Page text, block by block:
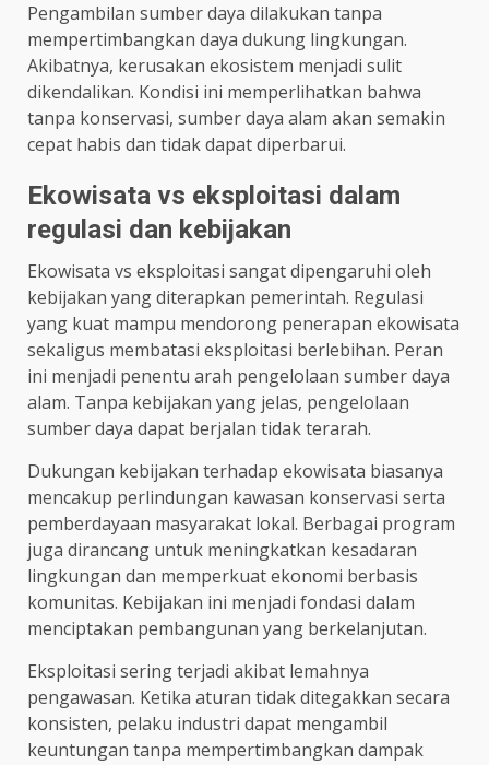
Pengambilan sumber daya dilakukan tanpa
mempertimbangkan daya dukung lingkungan.
Akibatnya, kerusakan ekosistem menjadi sulit
dikendalikan. Kondisi ini memperlihatkan bahwa
tanpa konservasi, sumber daya alam akan semakin
cepat habis dan tidak dapat diperbarui.
Ekowisata vs eksploitasi dalam
regulasi dan kebijakan
Ekowisata vs eksploitasi sangat dipengaruhi oleh
kebijakan yang diterapkan pemerintah. Regulasi
yang kuat mampu mendorong penerapan ekowisata
sekaligus membatasi eksploitasi berlebihan. Peran
ini menjadi penentu arah pengelolaan sumber daya
alam. Tanpa kebijakan yang jelas, pengelolaan
sumber daya dapat berjalan tidak terarah.
Dukungan kebijakan terhadap ekowisata biasanya
mencakup perlindungan kawasan konservasi serta
pemberdayaan masyarakat lokal. Berbagai program
juga dirancang untuk meningkatkan kesadaran
lingkungan dan memperkuat ekonomi berbasis
komunitas. Kebijakan ini menjadi fondasi dalam
menciptakan pembangunan yang berkelanjutan.
Eksploitasi sering terjadi akibat lemahnya
pengawasan. Ketika aturan tidak ditegakkan secara
konsisten, pelaku industri dapat mengambil
keuntungan tanpa mempertimbangkan dampak